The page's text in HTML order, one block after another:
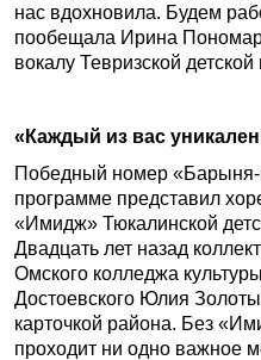
нас вдохновила. Будем
пообещала Ирина
вокалу Тевризской
«Каждый из вас
Победный номер «Барыня-
программе представил
«Имидж» Тюкалинской
Двадцать лет назад
Омского колледжа
Достоевского Юлия
карточкой района. Без
проходит ни одно важное